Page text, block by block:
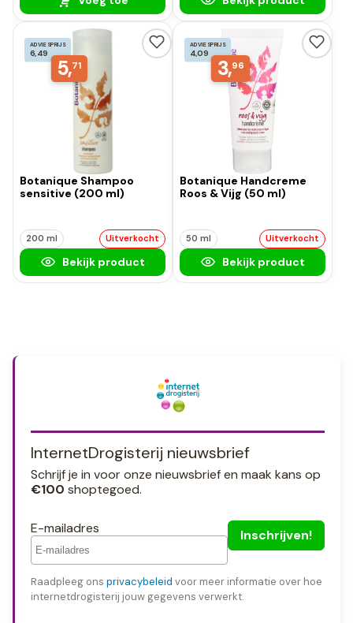
ADVIESPRIJS
6,49
5,71
Botanique Shampoo
sensitive (200 ml)
200 ml Uitverkocht
Bekijk product
ADVIESPRIJS
4,09
3,96
Botanique Handcreme
Roos & Vijg (50 ml)
50 ml Uitverkocht
Bekijk product
InternetDrogisterij nieuwsbrief
Schrijf je in voor onze nieuwsbrief en maak kans op
€100 shoptegoed.
E-mailadres
Raadpleeg ons privacybeleid voor meer informatie over hoe
internetdrogisterij jouw gegevens verwerkt.